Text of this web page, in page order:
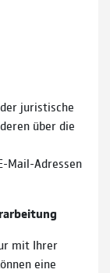
juristische
über die
Mail-Adressen
mit Ihrer
eine